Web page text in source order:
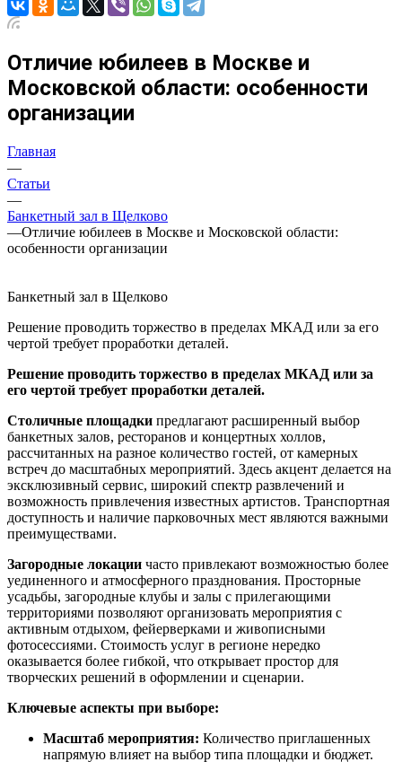
Отличие юбилеев в Москве и
Московской области: особенности
организации
Главная
—
Статьи
—
Банкетный зал в Щелково
—Отличие юбилеев в Москве и Московской области:
особенности организации
Банкетный зал в Щелково
Решение проводить торжество в пределах МКАД или за его
чертой требует проработки деталей.
Решение проводить торжество в пределах МКАД или за
его чертой требует проработки деталей.
Столичные площадки предлагают расширенный выбор
банкетных залов, ресторанов и концертных холлов,
рассчитанных на разное количество гостей, от камерных
встреч до масштабных мероприятий. Здесь акцент делается на
эксклюзивный сервис, широкий спектр развлечений и
возможность привлечения известных артистов. Транспортная
доступность и наличие парковочных мест являются важными
преимуществами.
Загородные локации часто привлекают возможностью более
уединенного и атмосферного празднования. Просторные
усадьбы, загородные клубы и залы с прилегающими
территориями позволяют организовать мероприятия с
активным отдыхом, фейерверками и живописными
фотосессиями. Стоимость услуг в регионе нередко
оказывается более гибкой, что открывает простор для
творческих решений в оформлении и сценарии.
Ключевые аспекты при выборе:
Масштаб мероприятия: Количество приглашенных
напрямую влияет на выбор типа площадки и бюджет.